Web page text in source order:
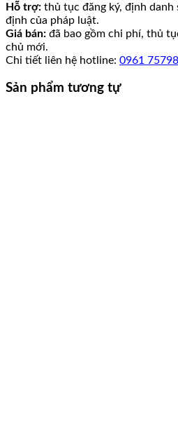
Hỗ trợ: thủ tục đăng ký, định
định của pháp luật.
Giá bán: đã bao gồm chi phí, thủ
chủ mới.
Chi tiết liên hệ hotline: 0961
Sản phẩm tương tự